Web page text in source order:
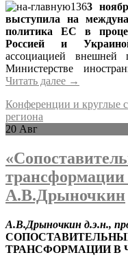
3
выступила на
политика ЕС в
Россией и
ассоциацией
Министерстве
Читать далее →
Конференции и круглые
региона
20 Авг
А.В.Дрыночкин
А.В.Дрыночкин д.э.н.,
ТРАНСФОРМАЦИИ В